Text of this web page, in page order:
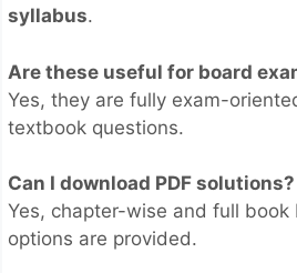
syllabus.
Are these useful for board
Yes, they are fully exam-
textbook questions.
Can I download PDF solutions?
Yes, chapter-wise and full book
options are provided.